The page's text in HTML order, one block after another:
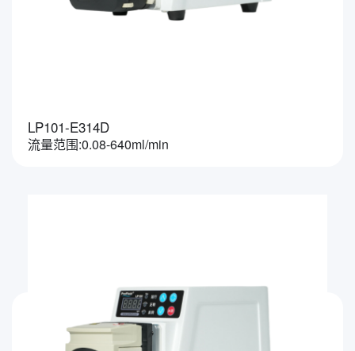
LP101-E314D
流量范围:0.08-640ml/min